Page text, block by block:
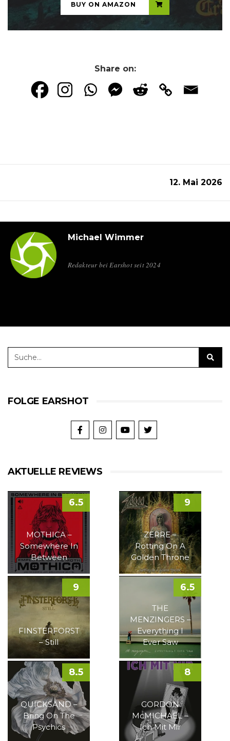
BUY ON AMAZON
Share on:
12. Mai 2026
Michael Wimmer
Redakteur bei Earshot seit 2024
FOLGE EARSHOT
AKTUELLE REVIEWS
MOTHICA –
Somewhere In
Between
6.5
ZERRE –
Rotting On A
Golden Throne
9
FINSTERFORST
– Still
9
THE
MENZINGERS –
Everything I
Ever Saw
6.5
QUICKSAND –
Bring On The
Psychics
8.5
GORDON
McMICHAEL –
Ich Mit Mir
8